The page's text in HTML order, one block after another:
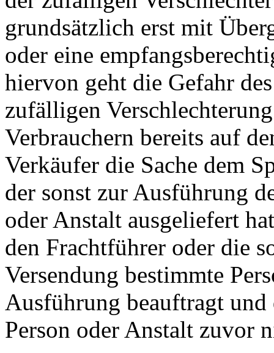
grundsätzlich erst mit
oder eine
hiervon geht die Gefahr
zufälligen
Verbrauchern bereits auf
Verkäufer die Sache dem
der sonst zur Ausführung
oder Anstalt ausgeliefert
den Frachtführer oder die
Versendung bestimmte
Ausführung beauftragt und
Person oder Anstalt zuvor